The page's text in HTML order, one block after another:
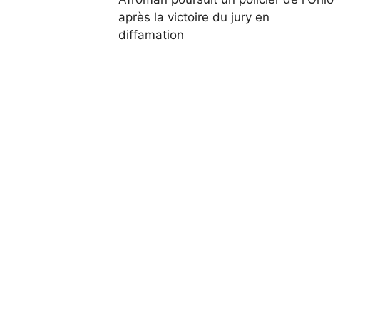
après la victoire du jury en
diffamation